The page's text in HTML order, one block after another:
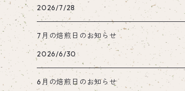
2026/7/28
7月の焙煎日のお知らせ
2026/6/30
6月の焙煎日のお知らせ